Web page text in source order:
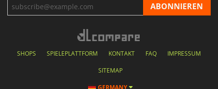
SHOPS SPIELEPLATTFORM KONTAKT FAQ IMPRESSUM
SITEMAP
GERMANY